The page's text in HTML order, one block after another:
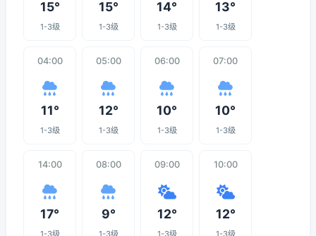
15°
1-3级
15°
1-3级
14°
1-3级
13°
1-3级
04:00
11°
1-3级
05:00
12°
1-3级
06:00
10°
1-3级
07:00
10°
1-3级
14:00
17°
1-3级
08:00
9°
1-3级
09:00
12°
1-3级
10:00
12°
1-3级